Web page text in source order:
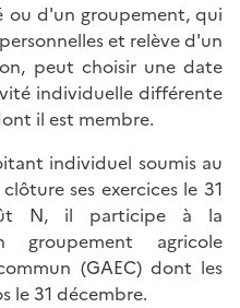
ou d'un groupement, qui
et relève d'un
peut choisir une date
individuelle différente
il est membre.
individuel soumis au
ses exercices le 31
N, il participe à la
groupement agricole
(GAEC) dont les
le 31 décembre.